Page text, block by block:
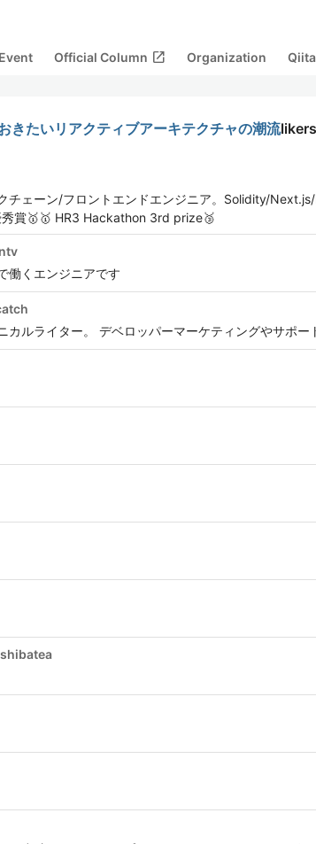
Official Column open_in_new Organization
きたいリアクティブアーキテクチャの潮流likers
チェーン/フロントエンドエンジニア。Solidity/
賞🥇🥇 HR3 Hackathon 3rd prize🥉
働くエンジニアです
カルライター。 デベロッパーマーケティングやサポー
shibatea